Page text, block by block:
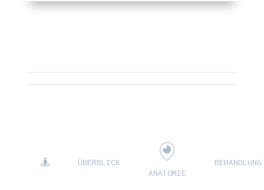
ÜBERBLICK
ANATOMIE
BEHANDLUNG